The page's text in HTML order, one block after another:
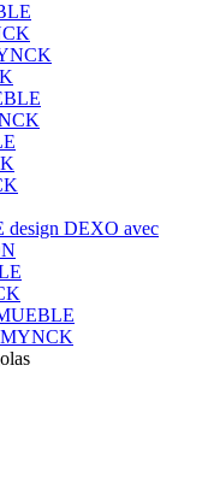
design DEXO avec